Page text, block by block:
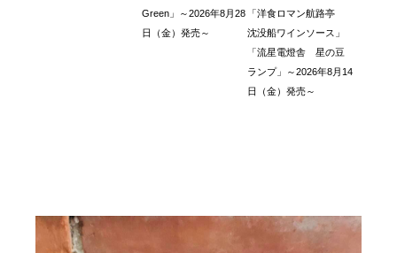
Green」～2026年8月28
日（金）発売～
「洋食ロマン航路亭
沈没船ワインソース」
「流星電燈舎 星の豆
ランプ」～2026年8月14
日（金）発売～